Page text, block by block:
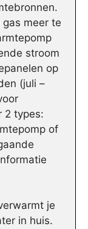
meer te
stroom
op
(juli –
2 types:
of
je
in huis.